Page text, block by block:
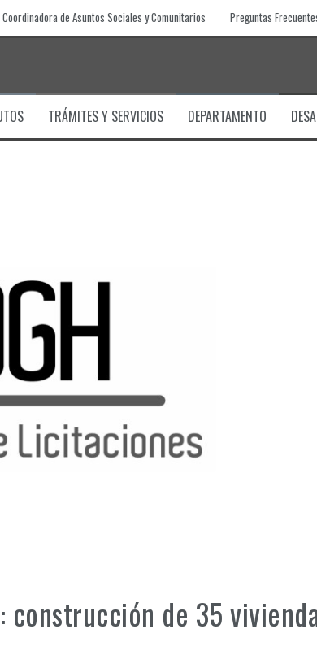
Coordinadora de Asuntos Sociales y Comunitarios Preguntas
TRÁMITES Y SERVICIOS DEPARTAMENTO
de 35